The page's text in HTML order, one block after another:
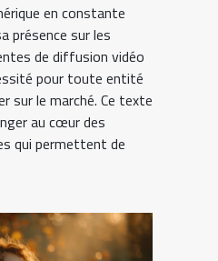
en constante
présence sur les
de diffusion vidéo
pour toute entité
sur le marché. Ce texte
au cœur des
qui permettent de